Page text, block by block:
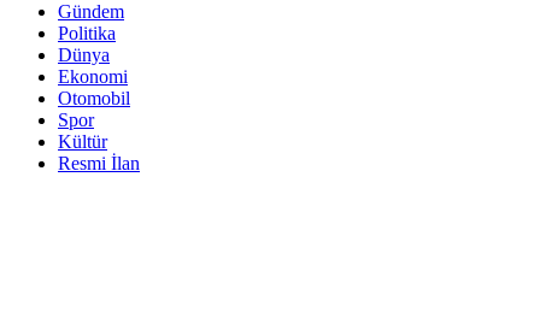
Gündem
Politika
Dünya
Ekonomi
Otomobil
Spor
Kültür
Resmi İlan